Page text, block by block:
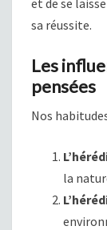
sa réussite.
Les
pensées
Nos
la